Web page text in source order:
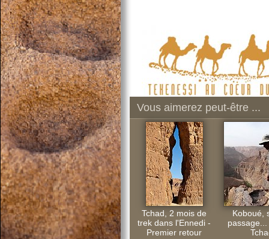
Vous aimerez peut-être ...
Tchad, 2 mois de
trek dans l'Ennedi -
Premier retour
Koboué,